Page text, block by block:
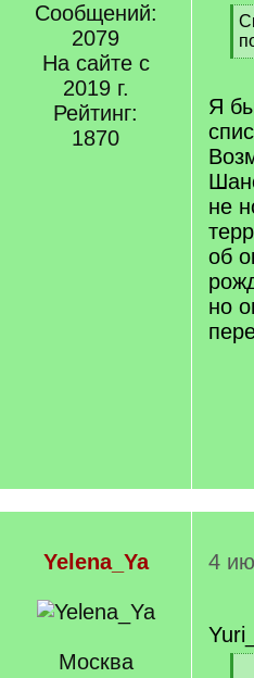
Сообщений:
2079
На сайте с
2019 г.
Рейтинг:
1870
[
q
][
q
]
Я
не
об
но
Yelena_Ya
Москва
4